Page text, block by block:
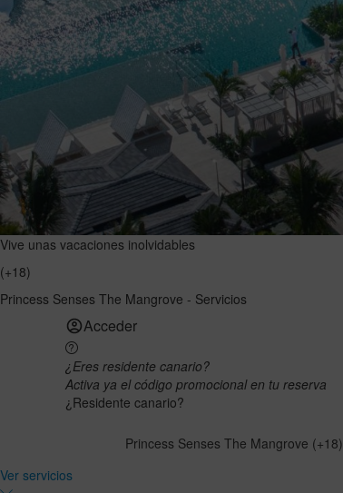
Vive unas vacaciones inolvidables
(+18)
Princess Senses The Mangrove - Servicios
Acceder
¿Eres residente canario?
Activa ya el código promocional en tu reserva
¿Residente canario?
Princess Senses The Mangrove (+18)
Ver servicios